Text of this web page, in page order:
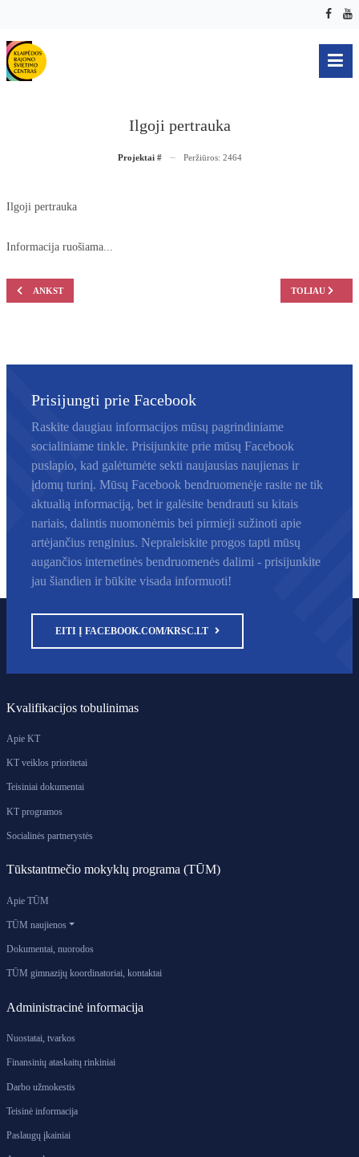
Ilgoji pertrauka
Projektai # Peržiūros: 2464
Ilgoji pertrauka
Informacija ruošiama...
ANKSTESNIS STRAIPSNIS: KOKYBĖS KREPŠELIS
ANKST KITAS
TOLIAU
Prisijungti prie Facebook
Raskite daugiau informacijos mūsų pagrindiniame
socialiniame tinkle. Prisijunkite prie mūsų Facebook
puslapio, kad galėtumėte sekti naujausias naujienas ir
įdomų turinį. Mūsų Facebook bendruomenėje rasite ne tik
aktualią informaciją, bet ir galėsite bendrauti su kitais
nariais, dalintis nuomonėmis bei pirmieji sužinoti apie
artėjančius renginius. Nepraleiskite progos tapti mūsų
augančios internetinės bendruomenės dalimi - prisijunkite
jau šiandien ir būkite visada informuoti!
EITI Į FACEBOOK.COM/KRSC.LT
Kvalifikacijos tobulinimas
Apie KT
KT veiklos prioritetai
Teisiniai dokumentai
KT programos
Socialinės partnerystės
Tūkstantmečio mokyklų programa (TŪM)
Apie TŪM
TŪM naujienos
Dokumentai, nuorodos
TŪM gimnazijų koordinatoriai, kontaktai
Administracinė informacija
Nuostatai, tvarkos
Finansinių ataskaitų rinkiniai
Darbo užmokestis
Teisinė informacija
Paslaugų įkainiai